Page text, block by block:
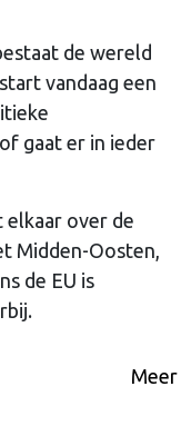
de wereld
vandaag een
gaat er in ieder
elkaar over de
Midden-Oosten,
de EU is
Meer